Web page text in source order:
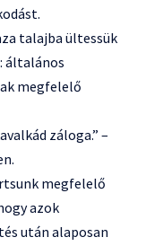
talajba ültessük
általános
megfelelő
záloga.” –
megfelelő
azok
után alaposan